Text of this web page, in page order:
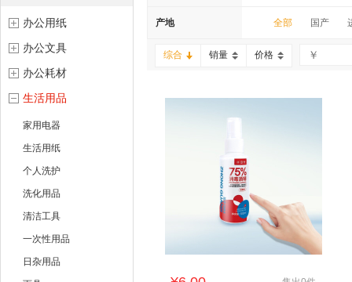
办公用纸
办公文具
办公耗材
生活用品
家用电器
生活用纸
个人洗护
洗化用品
清洁工具
一次性用品
日杂用品
南科 齐心
雕牌 滋源
产地 全部 国产
综合 销量 价格